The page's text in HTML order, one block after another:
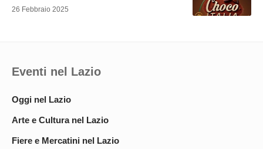
26 Febbraio 2025
Eventi nel Lazio
Oggi nel Lazio
Arte e Cultura nel Lazio
Fiere e Mercatini nel Lazio